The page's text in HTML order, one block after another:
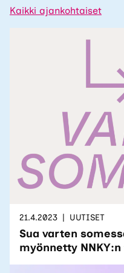
Kaikki ajankohtaiset
21.4.2023 UUTISET
Sua varten
myönnetty